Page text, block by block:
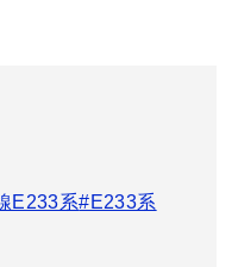
E233系#E233系